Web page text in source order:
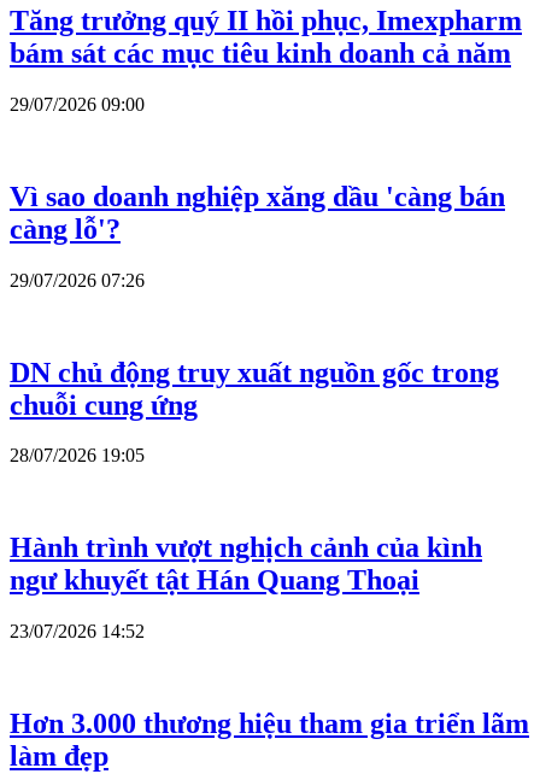
Tăng trưởng quý II hồi phục, Imexpharm
bám sát các mục tiêu kinh doanh cả năm
29/07/2026 09:00
Vì sao doanh nghiệp xăng dầu 'càng bán
càng lỗ'?
29/07/2026 07:26
DN chủ động truy xuất nguồn gốc trong
chuỗi cung ứng
28/07/2026 19:05
Hành trình vượt nghịch cảnh của kình
ngư khuyết tật Hán Quang Thoại
23/07/2026 14:52
Hơn 3.000 thương hiệu tham gia triển lãm
làm đẹp